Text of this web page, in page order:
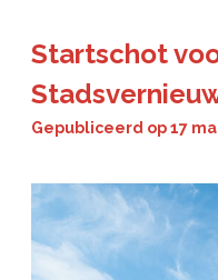
Startschot
Gepubliceerd op17